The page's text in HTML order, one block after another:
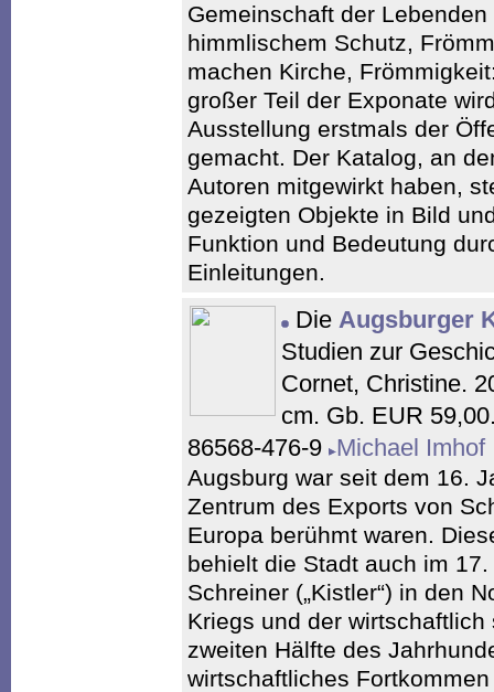
Gemeinschaft der
himmlischem Schutz,
machen Kirche,
großer Teil der Exponate
Ausstellung erstmals der
gemacht. Der Katalog, an
Autoren mitgewirkt haben,
gezeigten Objekte in Bild
Funktion und Bedeutung
Einleitungen.
Die Augsburger
Studien zur
Cornet, Christine.
cm. Gb. EUR
86568-476-9 Michael Imhof
Augsburg war seit dem 16.
Zentrum des Exports von
Europa berühmt waren.
behielt die Stadt auch im
Schreiner („Kistler“) in den
Kriegs und der
zweiten Hälfte des
wirtschaftliches